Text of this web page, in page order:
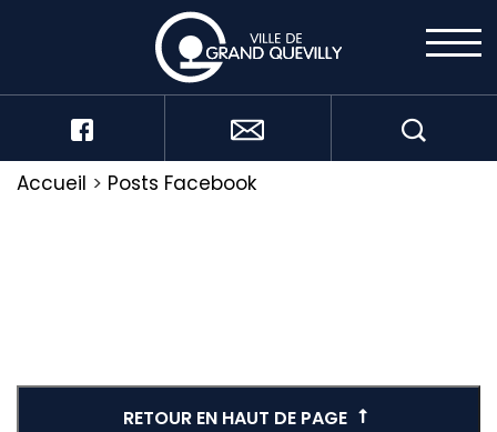
Accueil > Posts Facebook
RETOUR EN HAUT DE PAGE